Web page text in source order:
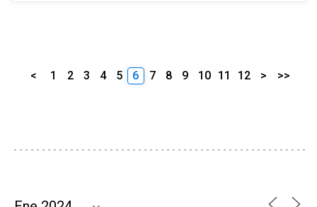
< 1 2 3 4 5 6 7 8 9 10 11 12 > >>